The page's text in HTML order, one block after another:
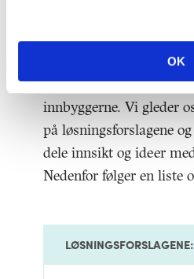
OK
Gruppene la frem
forslag til hvordan
grad kan kommunisere
innbyggerne. Vi gleder
på løsningsforslagene
dele innsikt og ideer
Nedenfor følger en liste
LØSNINGSFORSLAGENE: